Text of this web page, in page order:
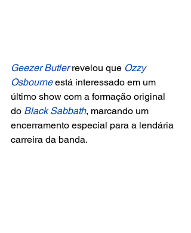
Geezer Butler revelou que Ozzy
Osbourne está interessado em um
último show com a formação original
do Black Sabbath, marcando um
encerramento especial para a lendária
carreira da banda.